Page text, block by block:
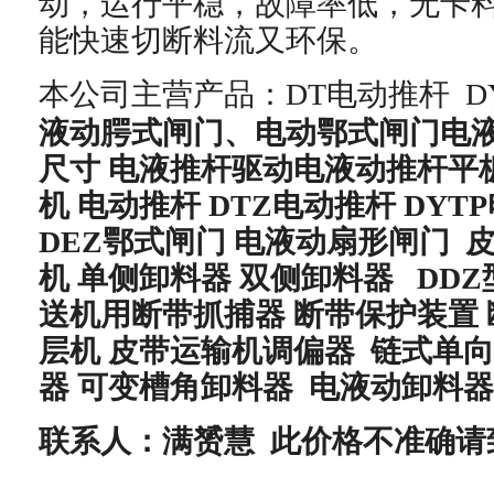
能快速切断料流又环保。
本公司主营产品：DT电动推杆
液动腭式闸门、电动鄂式闸门电
尺寸 电液推杆驱动电液动推杆平
机 电动推杆 DTZ电动推杆
DEZ鄂式闸门 电液动扇形闸门
机 单侧卸料器 双侧卸料器 DDZ
送机用断带抓捕器 断带保护装置
层机 皮带运输机调偏器 链式单
器 可变槽角卸料器 电液动卸料器
联系人： 满赟慧 此价格不准确